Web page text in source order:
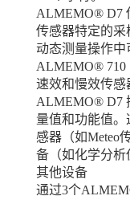
ALMEMO® D7
传感器特定的采
动态测量操作中
ALMEMO® 710
速效和慢效传感
ALMEMO® D7
量值和功能值
感器（如Meteo
备（如化学分析
其他设备
通过3个